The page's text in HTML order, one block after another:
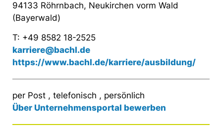
94133 Röhrnbach, Neukirchen vorm Wald
(Bayerwald)
T: +49 8582 18-2525
karriere@bachl.de
https://www.bachl.de/karriere/ausbildung/
per Post , telefonisch , persönlich
Über Unternehmensportal bewerben